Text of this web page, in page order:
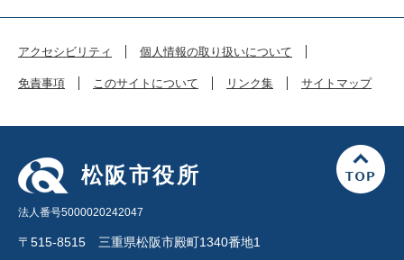
アクセシビリティ 個人情報の取り扱いについて
免責事項 このサイトについて リンク集 サイトマップ
松阪市役所
法人番号5000020242047
〒515-8515 三重県松阪市殿町1340番地1